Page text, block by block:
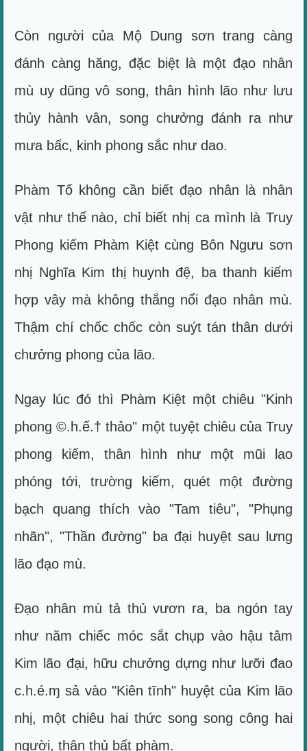
Còn người của Mộ Dung sơn trang càng
đánh càng hăng, đặc biệt là một đạo nhân
mù uy dũng vô song, thân hình lão như lưu
thủy hành vân, song chưởng đánh ra như
mưa bấc, kinh phong sắc như dao.
Phàm Tố không cần biết đạo nhân là nhân
vật như thế nào, chỉ biết nhị ca mình là Truy
Phong kiếm Phàm Kiệt cùng Bôn Ngưu sơn
nhị Nghĩa Kim thị huynh đệ, ba thanh kiếm
hợp vây mà không thắng nổi đạo nhân mù.
Thậm chí chốc chốc còn suýt tán thân dưới
chưởng phong của lão.
Ngay lúc đó thì Phàm Kiệt một chiêu "Kinh
phong ©.h.ế.† thảo" một tuyệt chiêu của Truy
phong kiếm, thân hình như một mũi lao
phóng tới, trường kiếm, quét một đường
bạch quang thích vào "Tam tiêu", "Phụng
nhãn", "Thần đường" ba đại huyệt sau lưng
lão đạo mù.
Đạo nhân mù tả thủ vươn ra, ba ngón tay
như năm chiếc móc sắt chụp vào hậu tâm
Kim lão đại, hữu chưởng dựng như lưỡi đao
c.h.é.ɱ sả vào "Kiên tĩnh" huyệt của Kim lão
nhị, một chiêu hai thức song song công hai
người, thân thủ bất phàm.